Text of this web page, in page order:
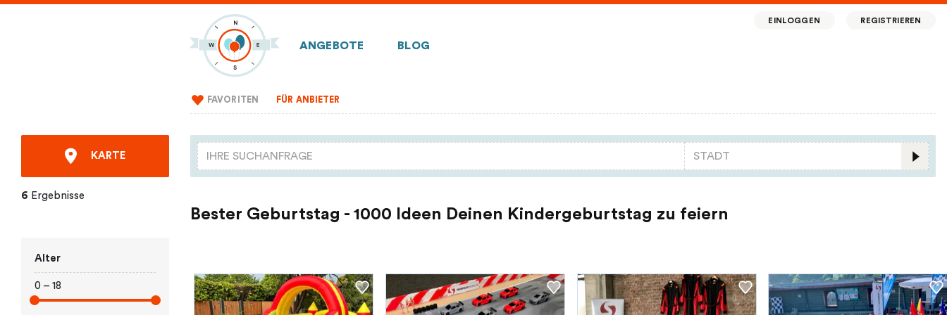
ANGEBOTE BLOG
EINLOGGEN REGISTRIEREN
FAVORITEN FÜR ANBIETER
KARTE
6 Ergebnisse
Alter
0 – 18
Bester Geburtstag - 1000 Ideen Deinen Kindergeburtstag zu feiern